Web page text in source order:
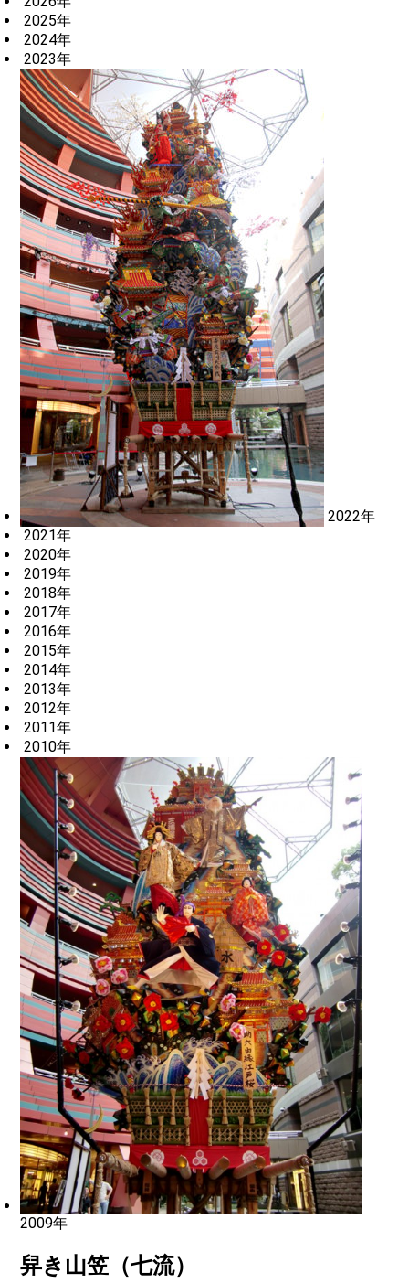
2025年
2024年
2023年
2022年
2021年
2020年
2019年
2018年
2017年
2016年
2015年
2014年
2013年
2012年
2011年
2010年
2009年
舁き山笠（七流）